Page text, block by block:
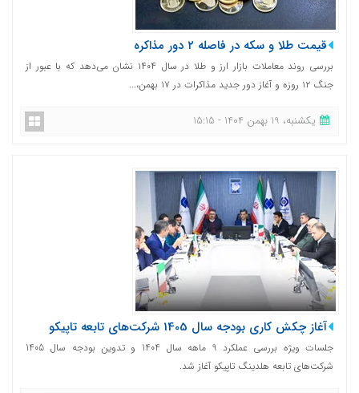
قیمت طلا و سکه در فاصله ۲ دور مذاکره
بررسی روند معاملات بازار ارز و طلا در سال ۱۴۰۴ نشان می‌دهد که با عبور از
جنگ ۱۲ روزه و آغاز دور جدید مذاکرات در ۱۷ بهمن،...
یکشنبه، 19 بهمن 1404 - 15:15
آغاز چکش کاری بودجه سال 1405 شرکت‌های تابعه تاپیکو
جلسات ویژه بررسی عملکرد 9 ماهه سال 1404 و تدوین بودجه سال 1405
شرکت‌های تابعه هلدینگ تاپیکو آغاز شد.